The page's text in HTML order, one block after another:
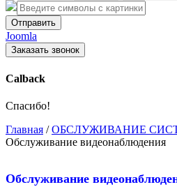
Отправить
Joomla
Заказать звонок
Calback
Спасибо!
Главная /ОБСЛУЖИВАНИЕ
Обслуживание видеонаблюдения
Обслуживание